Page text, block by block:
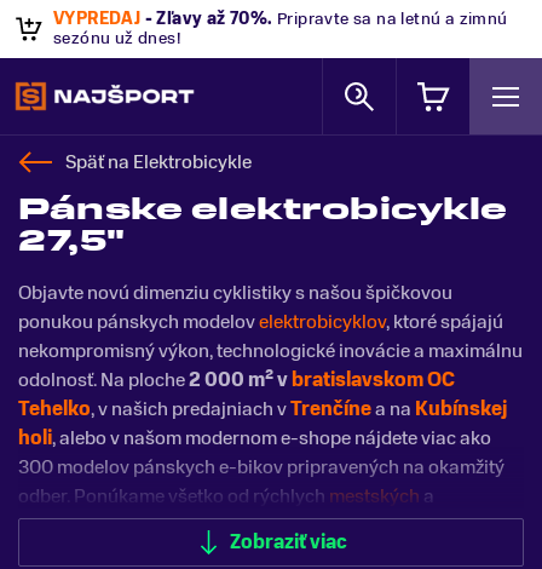
VÝPREDAJ - Zľavy až 70%. Pripravte sa na letnú a zimnú
sezónu už dnes!
Späť na Elektrobicykle
Pánske elektrobicykle
27,5"
Objavte novú dimenziu cyklistiky s našou špičkovou
ponukou pánskych modelovelektrobicyklov, ktoré spájajú
nekompromisný výkon, technologické inovácie a maximálnu
odolnosť. Na ploche2 000 m² vbratislavskom OC
Tehelko, v našich predajniach vTrenčínea na Kubínskej
holi, alebo v našom modernom e-shope nájdete viac ako
300 modelov pánskych e-bikov pripravených na okamžitý
odber. Ponúkame všetko od rýchlych mestských a
krosových modelovna každodenné dochádzanie až po
celoodpružené e-MTB strojedo najnáročnejšieho
Zobraziť viac